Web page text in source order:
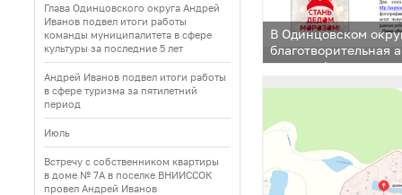
Глава Одинцовского округа Андрей
Иванов подвел итоги работы
команды муниципалитета в сфере
культуры за последние 5 лет
Андрей Иванов подвел итоги работы
в сфере туризма за пятилетний
период
Июль
Встречу с собственником квартиры
в доме № 7А в поселке ВНИИССОК
провел Андрей Иванов
В Одинцовском
благотворительная
морозом!»